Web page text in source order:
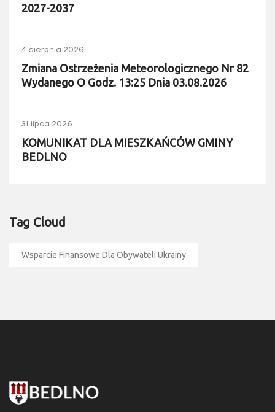
2027-2037
4 sierpnia 2026
Zmiana Ostrzeżenia Meteorologicznego Nr 82
Wydanego O Godz. 13:25 Dnia 03.08.2026
31 lipca 2026
KOMUNIKAT DLA MIESZKAŃCÓW GMINY
BEDLNO
Tag Cloud
Wsparcie Finansowe Dla Obywateli Ukrainy